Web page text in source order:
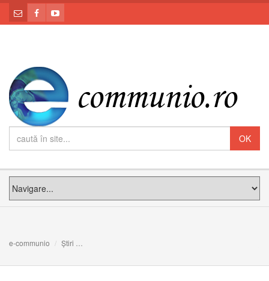
e-communio Știri